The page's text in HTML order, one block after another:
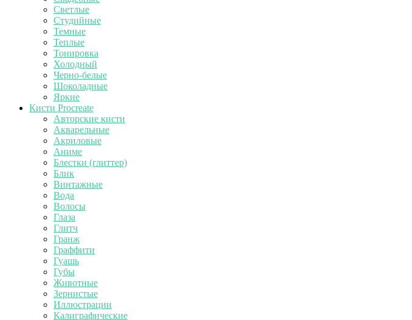
Светлые
Студийные
Темные
Теплые
Тонировка
Холодный
Черно-белые
Шоколадные
Яркие
Кисти Procreate
Авторские кисти
Акварельные
Акриловые
Аниме
Блестки (глиттер)
Блик
Винтажные
Вода
Волосы
Глаза
Глитч
Гранж
Граффити
Гуашь
Губы
Животные
Зернистые
Иллюстрации
Калиграфические